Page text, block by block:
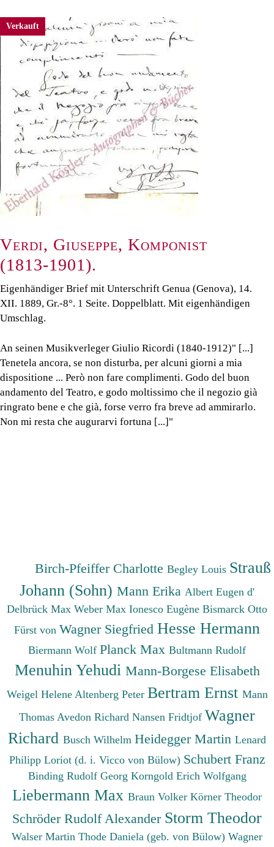
Verkauft
Verdi, Giuseppe, Komponist
(1813-1901).
Eigenhändiger Brief mit Unterschrift Genua (Genova), 14.
XII. 1889, Gr.-8°. 1 Seite. Doppelblatt. Mit eigenhändigen
Umschlag.
An seinen Musikverleger Giulio Ricordi (1840-1912)" [...]
Tenetela ancora, se non disturba, per alcuni giorni a mia
dispositione ... Però non fare complimenti. Godo del buon
andamento del Teatro, e godo moltissimo che il negozio già
ringrato bene e che già, forse verro fra breve ad ammirarlo.
Non mi resta che augurarvi fortuna [...]"
Birch-Pfeiffer CharlotteBegley Louis Strauß
Johann (Sohn) Mann Erika Albert Eugen d'
Delbrück Max Weber Max Ionesco Eugène Bismarck Otto
Fürst von Wagner Siegfried Hesse Hermann
Biermann Wolf Planck Max Bultmann Rudolf
Menuhin Yehudi Mann-Borgese Elisabeth
Weigel Helene Altenberg Peter Bertram Ernst Mann
Thomas Avedon Richard Nansen Fridtjof Wagner
Richard Busch Wilhelm Heidegger Martin Lenard
Philipp Loriot (d. i. Vicco von Bülow) Schubert Franz
Binding Rudolf Georg Korngold Erich Wolfgang
Liebermann Max Braun Volker Körner Theodor
Schröder Rudolf Alexander Storm Theodor
Walser Martin Thode Daniela (geb. von Bülow) Wagner